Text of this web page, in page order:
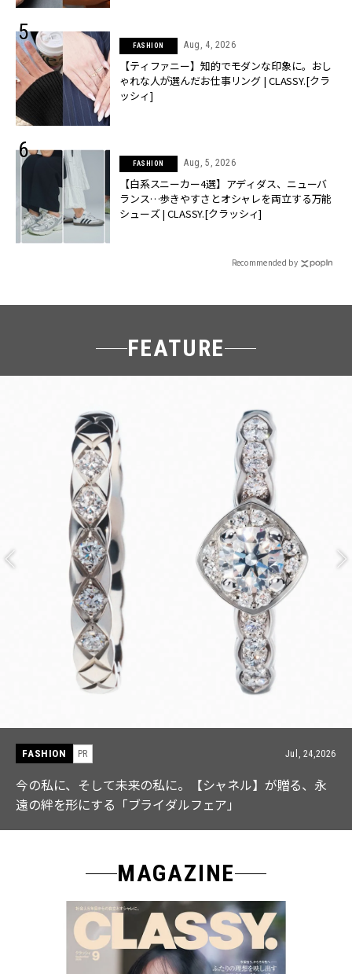
FASHION Aug, 4, 2026
【ティファニー】知的でモダンな印象に。おし
ゃれな人が選んだお仕事リング | CLASSY.[クラ
ッシィ]
FASHION Aug, 5, 2026
【白系スニーカー4選】アディダス、ニューバ
ランス…歩きやすさとオシャレを両立する万能
シューズ | CLASSY.[クラッシィ]
Recommended by
FEATURE
FASHION PR Jul, 15,2026
【ICB】人気インフルエンサーと共同制作! 週5で着たく
なる「名品ブラウス」２選
MAGAZINE